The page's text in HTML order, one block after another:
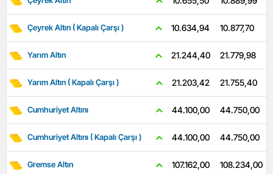
Çeyrek Altın ( Kapalı Çarşı ) 10.634,94 10.877,70
Yarım Altın 21.244,40 21.779,98
Yarım Altın ( Kapalı Çarşı ) 21.203,42 21.755,40
Cumhuriyet Altını 44.100,00 44.750,00
Cumhuriyet Altını ( Kapalı Çarşı ) 44.100,00 44.750,00
Gremse Altın 107.162,00 108.234,00